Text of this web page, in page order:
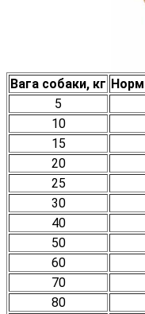
Вага собаки, кг
5
10
15
20
25
30
40
50
60
70
80